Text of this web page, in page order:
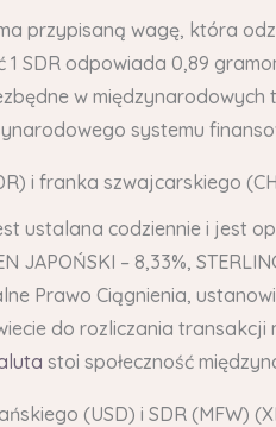
przypisaną wagę, która
SDR odpowiada 0,89
w
systemu
i franka szwajcarskiego
ustalana codziennie i jest
JAPOŃSKI – 8,33%,
Prawo Ciągnienia,
do rozliczania
stoi społeczność
(USD) i SDR (MFW)